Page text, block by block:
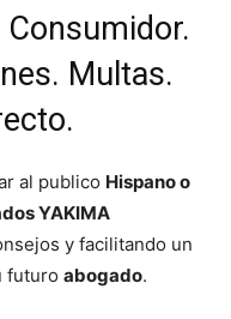
Consumidor.
Multas.
al publico Hispano o
YAKIMA
y facilitando un
futuro abogado.